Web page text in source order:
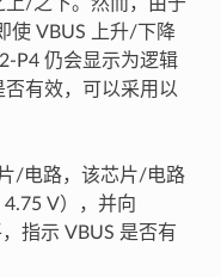
上/之下。然而，由于
使 VBUS 上升/下降
P4 仍会显示为逻辑
有效，可以采用以
/电路，该芯片/电路
V），并向
指示 VBUS 是否有